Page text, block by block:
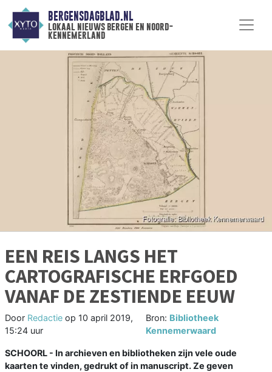
BERGENSDAGBLAD.NL
lokaal nieuws bergen en noord-
kennemerland
EEN REIS LANGS HET
CARTOGRAFISCHE ERFGOED
VANAF DE ZESTIENDE EEUW
Door Redactie op 10 april 2019,
15:24 uur
Bron: Bibliotheek
Kennemerwaard
SCHOORL - In archieven en bibliotheken zijn vele oude
kaarten te vinden, gedrukt of in manuscript. Ze geven